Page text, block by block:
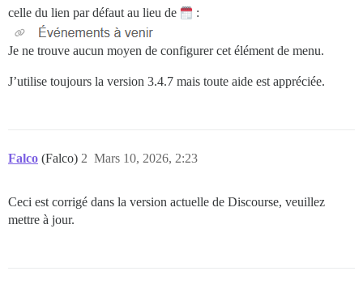
celle du lien par défaut au lieu de
:
Je ne trouve aucun moyen de configurer cet élément de menu.
J’utilise toujours la version 3.4.7 mais toute aide est appréciée.
Falco (Falco) Mars 10, 2026, 2:23
2
Ceci est corrigé dans la version actuelle de Discourse, veuillez
mettre à jour.